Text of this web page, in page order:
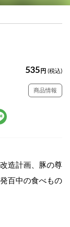
535 円 (税込)
商品情報
造計画、豚の尊
百中の食べもの